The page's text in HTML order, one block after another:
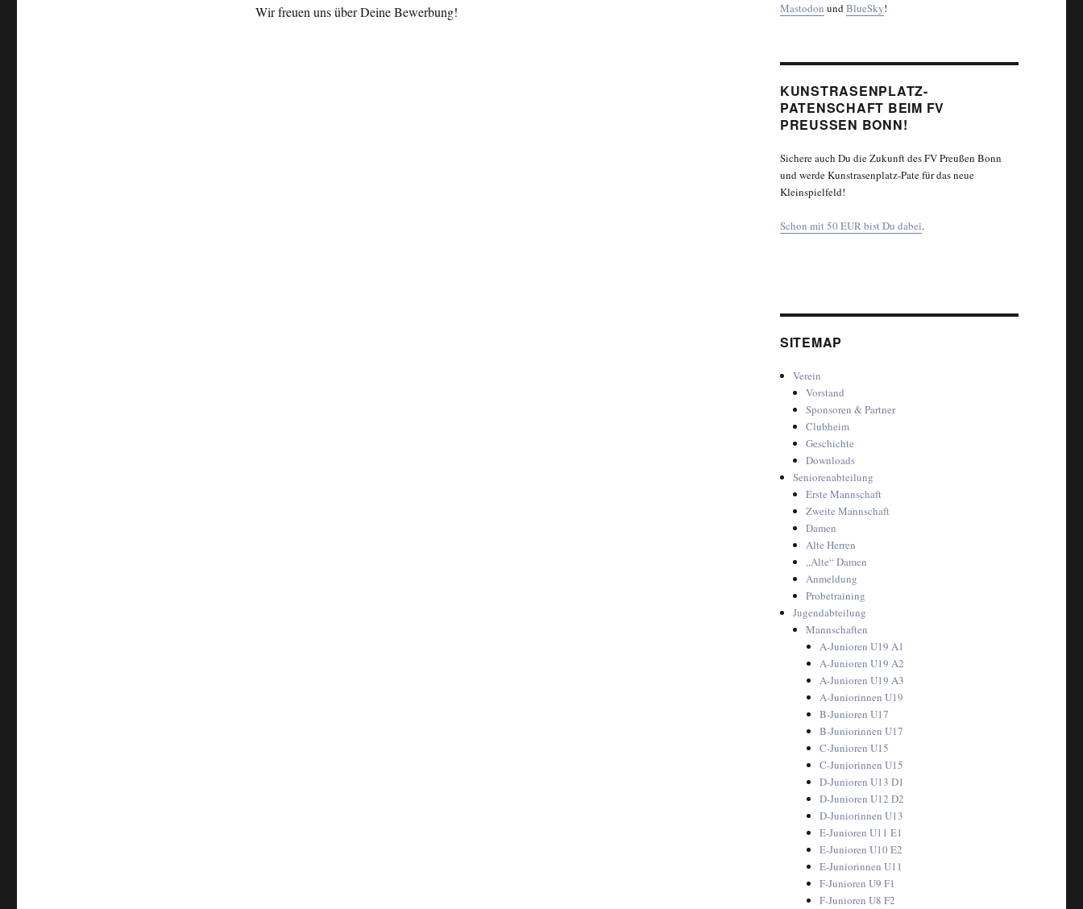
Wir freuen uns über Deine Bewerbung!
Mastodon undBlueSky!
KUNSTRASENPLATZ-
PATENSCHAFT BEIM FV
PREUSSEN BONN!
Sichere auch Du die Zukunft des FV Preußen Bonn
und werde Kunstrasenplatz-Pate für das neue
Kleinspielfeld!
Schon mit 50 EUR bist Du dabei.
SITEMAP
Verein
Vorstand
Sponsoren & Partner
Clubheim
Geschichte
Downloads
Seniorenabteilung
Erste Mannschaft
Zweite Mannschaft
Damen
Alte Herren
„Alte“ Damen
Anmeldung
Probetraining
Jugendabteilung
Mannschaften
A-Junioren U19 A1
A-Junioren U19 A2
A-Junioren U19 A3
A-Juniorinnen U19
B-Junioren U17
B-Juniorinnen U17
C-Junioren U15
C-Juniorinnen U15
D-Junioren U13 D1
D-Junioren U12 D2
D-Juniorinnen U13
E-Junioren U11 E1
E-Junioren U10 E2
E-Juniorinnen U11
F-Junioren U9 F1
F-Junioren U8 F2